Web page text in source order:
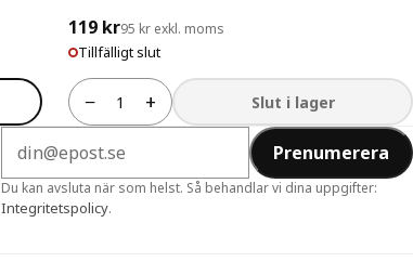
119 kr95 kr exkl. moms
Tillfälligt slut
−
Antal + Slut i lager
Prenumerera
Du kan avsluta när som helst. Så behandlar vi dina uppgifter:
Integritetspolicy.